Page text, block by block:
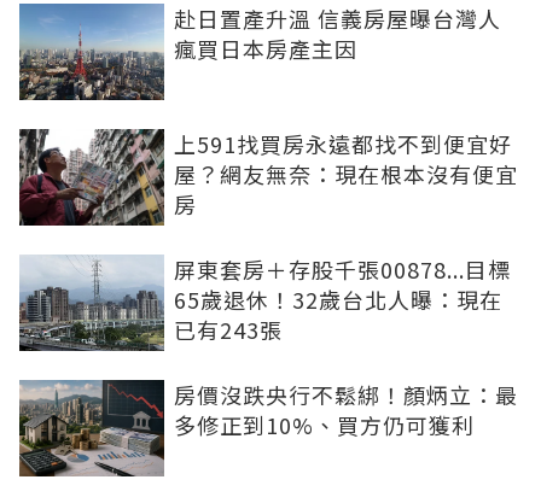
赴日置產升溫 信義房屋曝台灣人
瘋買日本房產主因
上591找買房永遠都找不到便宜好
屋？網友無奈：現在根本沒有便宜
房
屏東套房＋存股千張00878...目標
65歲退休！32歲台北人曝：現在
已有243張
房價沒跌央行不鬆綁！顏炳立：最
多修正到10%、買方仍可獲利